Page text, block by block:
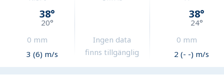
38°
20°
0 mm
3 (6) m/s
Ingen data
finns tillgänglig
38°
24°
0 mm
2 (- -) m/s